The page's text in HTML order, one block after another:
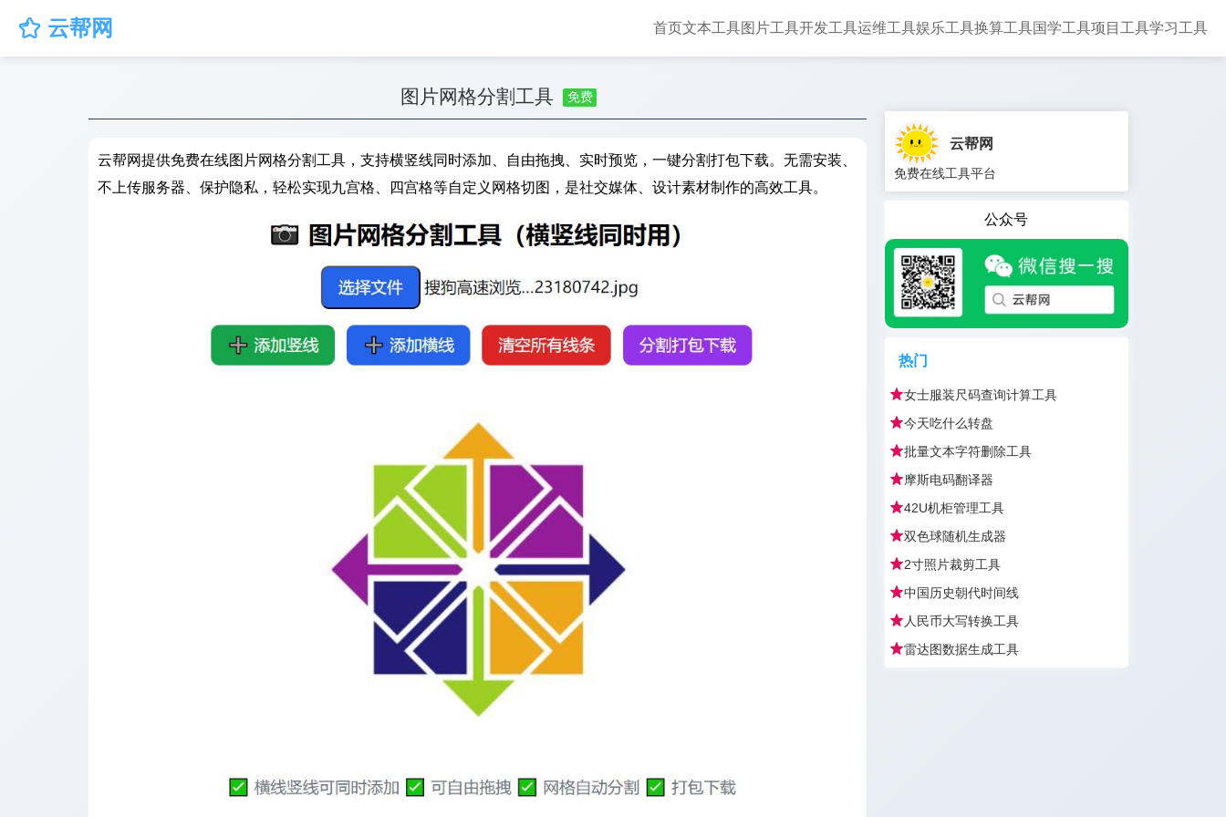
 云帮网 首页文本工具图片工具开发工具运维工具娱乐工具换算工具国学工具项目工具学习工具
图片网格分割工具 免费
云帮网提供免费在线图片网格分割工具，支持横竖线同时添加、自由拖拽、实时预览，一键分割打包下载。无需安装、
不上传服务器、保护隐私，轻松实现九宫格、四宫格等自定义网格切图，是社交媒体、设计素材制作的高效工具。
云帮网
免费在线工具平台
公众号
热门
女士服装尺码查询计算工具
今天吃什么转盘
批量文本字符删除工具
摩斯电码翻译器
42U机柜管理工具
双色球随机生成器
2寸照片裁剪工具
中国历史朝代时间线
人民币大写转换工具
雷达图数据生成工具